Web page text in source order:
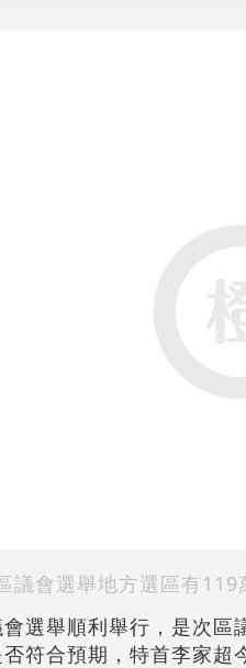
議會選舉地方選區有
選舉順利舉行，是次
符合預期，特首李家